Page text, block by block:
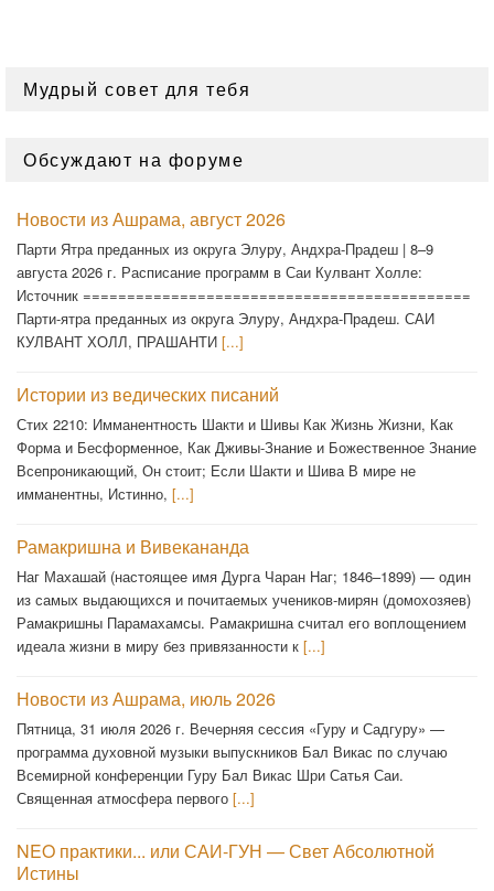
Мудрый совет для тебя
Обсуждают на форуме
Новости из Ашрама, август 2026
Парти Ятра преданных из округа Элуру, Андхра-Прадеш | 8–9
августа 2026 г. Расписание программ в Саи Кулвант Холле:
Источник ============================================
Парти-ятра преданных из округа Элуру, Андхра-Прадеш. САИ
КУЛВАНТ ХОЛЛ, ПРАШАНТИ [...]
Истории из ведических писаний
Стих 2210: Имманентность Шакти и Шивы Как Жизнь Жизни, Как
Форма и Бесформенное, Как Дживы-Знание и Божественное Знание
Всепроникающий, Он стоит; Если Шакти и Шива В мире не
имманентны, Истинно, [...]
Рамакришна и Вивекананда
Наг Махашай (настоящее имя Дурга Чаран Наг; 1846–1899) — один
из самых выдающихся и почитаемых учеников-мирян (домохозяев)
Рамакришны Парамахамсы. Рамакришна считал его воплощением
идеала жизни в миру без привязанности к [...]
Новости из Ашрама, июль 2026
Пятница, 31 июля 2026 г. Вечерняя сессия «Гуру и Садгуру» —
программа духовной музыки выпускников Бал Викас по случаю
Всемирной конференции Гуру Бал Викас Шри Сатья Саи.
Священная атмосфера первого [...]
NEO практики... или САИ-ГУН — Свет Абсолютной
Истины